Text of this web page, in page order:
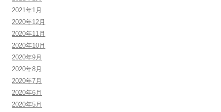
2021年1月
2020年12月
2020年11月
2020年10月
2020年9月
2020年8月
2020年7月
2020年6月
2020年5月